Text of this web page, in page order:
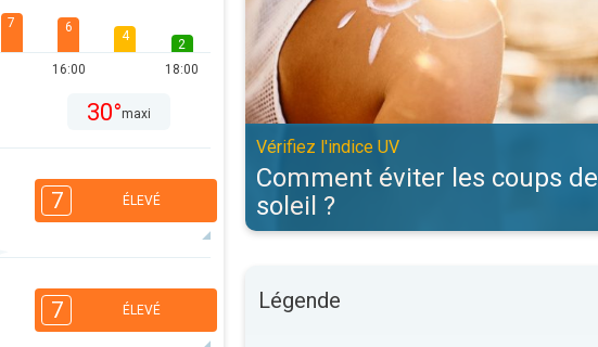
7 6
16:00
4
2
18:00
30°maxi
7 ÉLEVÉ
16:00
4
7 ÉLEVÉ
Vérifiez l'indice UV
Comment éviter les coups de
soleil ?
Légende